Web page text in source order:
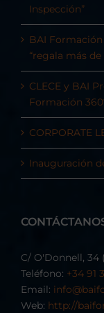
Inspección”
BAI
“regala más
CLECE y BAI
Formación
CORPORATE
Inauguración
C/ O'Donnell, 34
Teléfono: +34 91
Email:
Web: http://